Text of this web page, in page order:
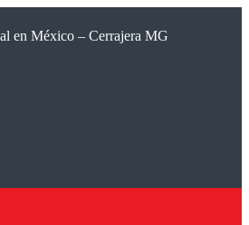
en México – Cerrajera MG